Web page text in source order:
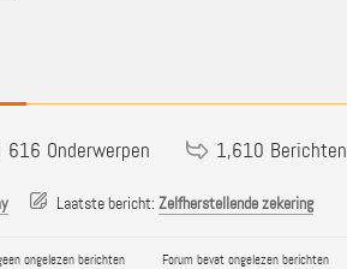
616 Onderwerpen 1,610 Berichten
Laatste bericht: Zelfherstellende zekering
ongelezen berichten
Forum bevat ongelezen berichten